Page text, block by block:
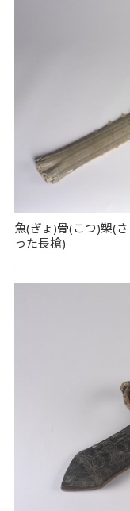
魚(ぎょ)骨(こつ)槊(
った長槍)